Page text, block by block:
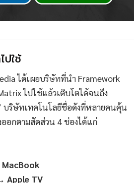
ปใช้
ได้เผยบริษัทที่นำ Framework
ไปใช้แล้วเติบโตได้จนถึง
บริษัทเทคโนโลยีชื่อดังที่หลายคนคุ้น
อกตามสัดส่วน 4 ช่องได้แก่
Apple TV